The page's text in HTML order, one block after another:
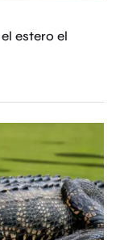
estero el